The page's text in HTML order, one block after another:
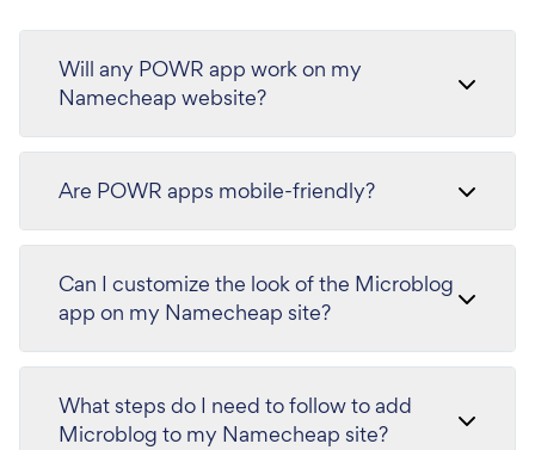
Will any POWR app work on my
Namecheap website?
Are POWR apps mobile-friendly?
Can I customize the look of the Microblog
app on my Namecheap site?
What steps do I need to follow to add
Microblog to my Namecheap site?